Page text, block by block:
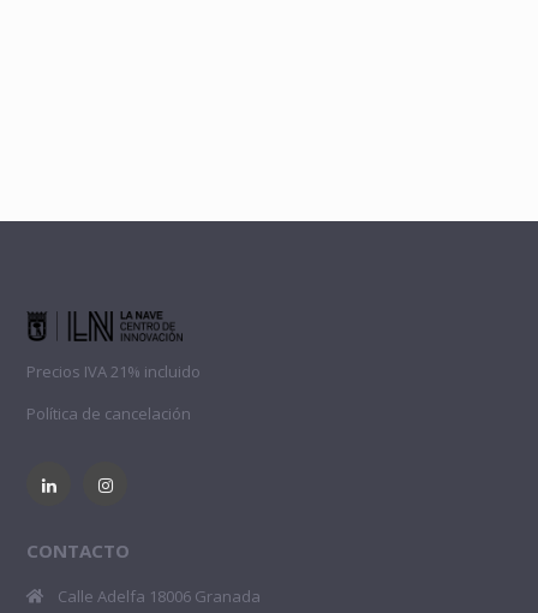
Precios IVA 21% incluido
Política de cancelación
CONTACTO
Calle Adelfa 18006 Granada